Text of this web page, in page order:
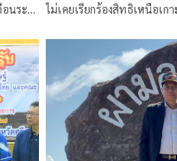
นระวัง
ร’
ไม่เคยเรียกร้องสิทธิเหนือเ
หยุดปั่นกระแสเสียดินแดนจะ